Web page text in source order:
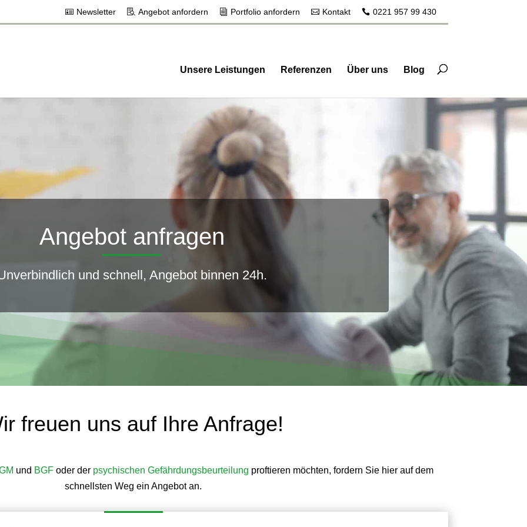
Newsletter Angebot anfordern Portfolio anfordern Kontakt 0221 957 99 430
Unsere Leistungen Referenzen Über uns Blog
Angebot anfragen
und schnell, Angebot binnen 24h.
freuen uns auf Ihre Anfrage!
und BGFoder der psychischen Gefährdungsbeurteilung proftieren möchten, fordern Sie hier auf dem
schnellsten Weg ein Angebot an.